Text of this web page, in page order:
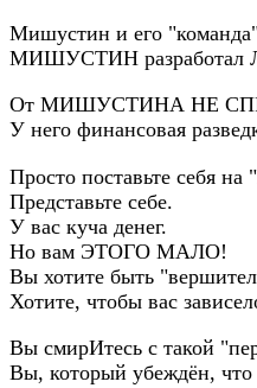
Мишустин и его
МИШУСТИН разработал
От МИШУСТИНА НЕ
У него финансовая
Просто поставьте себя на
Представьте себе.
У вас куча денег.
Но вам ЭТОГО МАЛО!
Вы хотите быть
Хотите, чтобы вас
Вы смирИтесь с такой
Вы, который убеждён, что